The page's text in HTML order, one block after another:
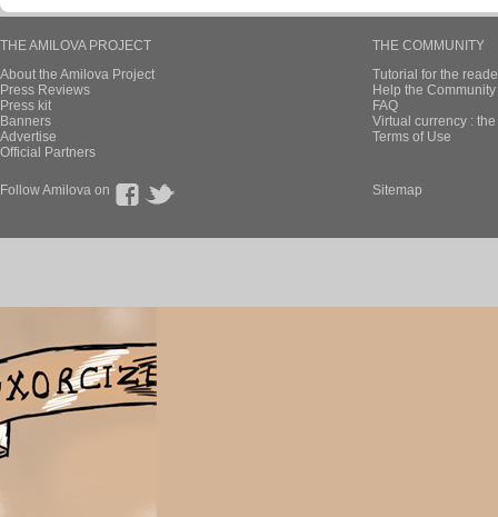
THE AMILOVA PROJECT
About the Amilova Project
Press Reviews
Press kit
Banners
Advertise
Official Partners
THE COMMUNITY
Tutorial for the
Help the
FAQ
Virtual currency :
Terms of Use
Follow Amilova on Sitemap